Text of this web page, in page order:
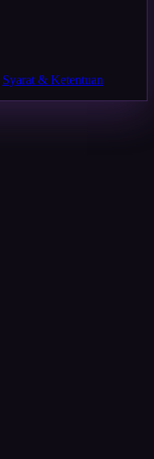
Syarat & Ketentuan